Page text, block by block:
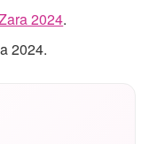
2024.
2024.